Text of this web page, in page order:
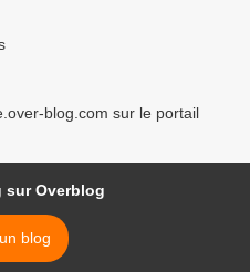
blog.com sur le portail
sur Overblog
blog